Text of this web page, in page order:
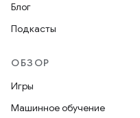
Блог
Подкасты
ОБЗОР
Игры
Машинное обучение